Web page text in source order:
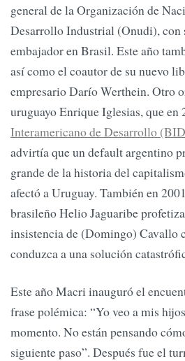
general de la Organización de
Desarrollo Industrial (Onudi), con
embajador en Brasil. Este año
así como el coautor de su nuevo
empresario Darío Werthein. Otro
uruguayo Enrique Iglesias, que en
Interamericano de Desarrollo
advirtía que un default argentino
grande de la historia del
afectó a Uruguay. También en
brasileño Helio Jaguaribe
insistencia de (Domingo) Cavallo
conduzca a una solución
Este año Macri inauguró el
frase polémica: “Yo veo a mis
momento. No están pensando
siguiente paso”. Después fue el